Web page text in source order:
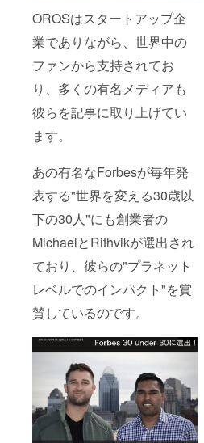
OROSはスタートアップ企
業でありながら、世界中の
ファンから支持されてお
り、多くの有名メディアも
彼らを記事に取り上げてい
ます。
あの有名なForbesが毎年発
表する"世界を変える30歳以
下の30人"にも創業者の
MichaelとRithvikが選出され
ており、彼らの"プラネット
レベルでのインパクト"を賞
賛しているのです。